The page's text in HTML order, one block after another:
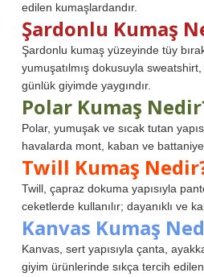
edilen kumaşlardandır.
Şardonlu Kumaş
Şardonlu kumaş yüzeyinde tüy
yumuşatılmış dokusuyla
günlük giyimde yaygındır.
Polar Kumaş
Polar, yumuşak ve sıcak tutan
havalarda mont, kaban ve
Twill Kumaş
Twill, çapraz dokuma yapısıyla
ceketlerde kullanılır; dayanıklı ve
Kanvas Kumaş
Kanvas, sert yapısıyla çanta,
giyim ürünlerinde sıkça tercih